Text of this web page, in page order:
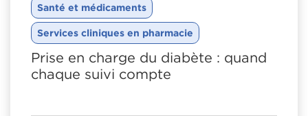
Santé et médicaments
Services cliniques en pharmacie
Prise en charge du diabète : quand
chaque suivi compte